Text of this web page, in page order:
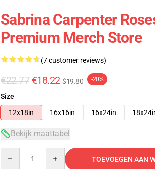
Sabrina Carpenter
Premium Merch Store
(7 customer reviews)
€22.77 €18.22 $19.80 -20%
Size
12x18in
16x16in 16x24in
Bekijk maattabel
TOEVOEGEN AAN